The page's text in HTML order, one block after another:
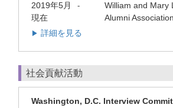
2019年5月 -
現在
William and Mary
Alumni Association
▶ 詳細を見る
社会貢献活動
Washington, D.C. Interview